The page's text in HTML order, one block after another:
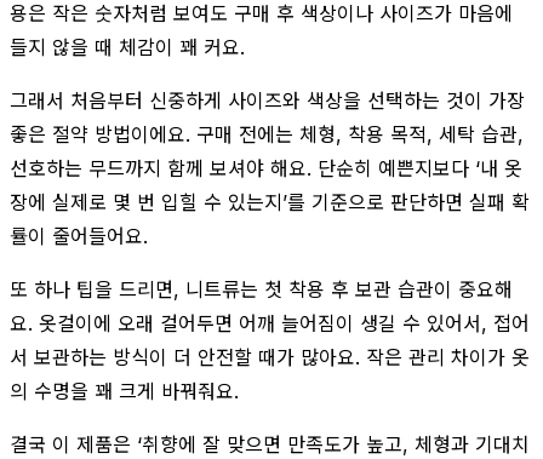
용은 작은 숫자처럼 보여도 구매 후 색상이나 사이즈가 마음에
들지 않을 때 체감이 꽤 커요.
그래서 처음부터 신중하게 사이즈와 색상을 선택하는 것이 가장
좋은 절약 방법이에요. 구매 전에는 체형, 착용 목적, 세탁 습관,
선호하는 무드까지 함께 보셔야 해요. 단순히 예쁜지보다 ‘내 옷
장에 실제로 몇 번 입힐 수 있는지’를 기준으로 판단하면 실패 확
률이 줄어들어요.
또 하나 팁을 드리면, 니트류는 첫 착용 후 보관 습관이 중요해
요. 옷걸이에 오래 걸어두면 어깨 늘어짐이 생길 수 있어서, 접어
서 보관하는 방식이 더 안전할 때가 많아요. 작은 관리 차이가 옷
의 수명을 꽤 크게 바꿔줘요.
결국 이 제품은 ‘취향에 잘 맞으면 만족도가 높고, 체형과 기대치